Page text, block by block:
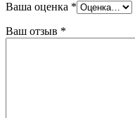
Ваша оценка *
Ваш отзыв *